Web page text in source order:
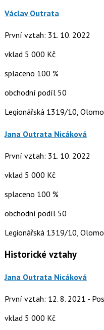
Václav Outrata
První vztah: 31. 10. 2022
vklad 5 000 Kč
splaceno 100 %
obchodní podíl 50
Legionářská 1319/10,
Jana Outrata Nicáková
První vztah: 31. 10. 2022
vklad 5 000 Kč
splaceno 100 %
obchodní podíl 50
Legionářská 1319/10,
Historické vztahy
Jana Outrata Nicáková
První vztah: 12. 8. 2021 -
vklad 5 000 Kč